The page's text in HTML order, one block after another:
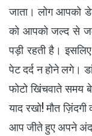
जाता। लोग आपको
को आपको जल्द से
पड़ी रहती है।
पेट दर्द न होने लगे।
फोटो खिंचवाते समय
याद रखो! मौत
आप जीते हुए अपने